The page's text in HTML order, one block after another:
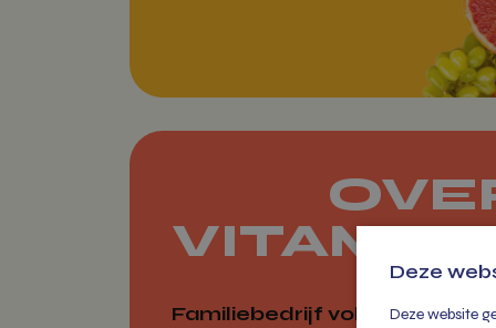
Familiebedrijf vol
Deze
Deze website